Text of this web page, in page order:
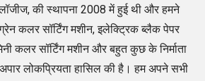
की स्थापना 2008 में हुई थी और हमने
कलर सॉर्टिंग मशीन, इलेक्ट्रिक ब्लैक पेपर
कलर सॉर्टिंग मशीन और बहुत कुछ के निर्माता
लोकप्रियता हासिल की है। हम अपने सभी